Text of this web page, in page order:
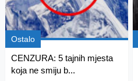
Ostalo
CENZURA: 5 tajnih mjesta
koja ne smiju b...